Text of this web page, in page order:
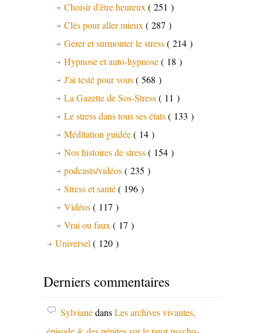
Choisir d'être heureux( 251 )
Clés pour aller mieux( 287 )
Gérer et surmonter le stress( 214 )
Hypnose et auto-hypnose( 18 )
J'ai testé pour vous( 568 )
La Gazette de Sos-Stress( 11 )
Le stress dans tous ses états( 133 )
Méditation guidée( 14 )
Nos histoires de stress( 154 )
podcasts/vidéos( 235 )
Stress et santé( 196 )
Vidéos( 117 )
Vrai ou faux( 17 )
Universel( 120 )
Derniers commentaires
SylvianedansLes archives vivantes,